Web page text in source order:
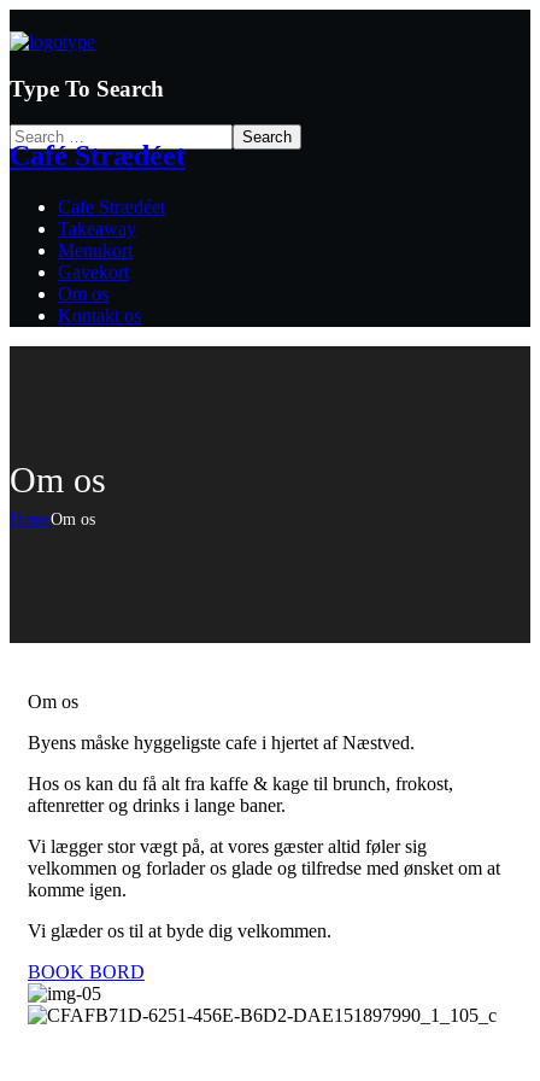
Type To Search
Café Strædéet
Cafe Strædéet
Takeaway
Menukort
Gavekort
Om os
Kontakt os
Om os
HomeOm os
Om os
Byens måske hyggeligste cafe i hjertet af Næstved.
Hos os kan du få alt fra kaffe & kage til brunch, frokost,
aftenretter og drinks i lange baner.
Vi lægger stor vægt på, at vores gæster altid føler sig
velkommen og forlader os glade og tilfredse med ønsket om at
komme igen.
Vi glæder os til at byde dig velkommen.
BOOK BORD